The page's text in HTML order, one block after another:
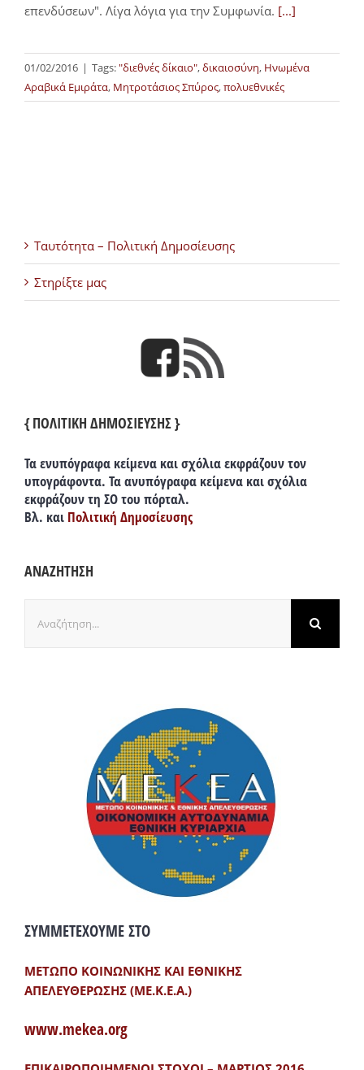
επενδύσεων". Λίγα λόγια για την Συμφωνία. [...]
01/02/2016 | Tags:"διεθνές δίκαιο",δικαιοσύνη, Ηνωμένα
Αραβικά Εμιράτα, Μητροτάσιος Σπύρος,πολυεθνικές
Ταυτότητα – Πολιτική Δημοσίευσης
Στηρίξτε μας
{ ΠΟΛΙΤΙΚΗ ΔΗΜΟΣΙΕΥΣΗΣ }
Τα ενυπόγραφα κείμενα και σχόλια εκφράζουν τον
υπογράφοντα. Τα ανυπόγραφα κείμενα και σχόλια
εκφράζουν τη ΣΟ του πόρταλ.
Βλ. και Πολιτική Δημοσίευσης
ΑΝΑΖΗΤΗΣΗ
για:
ΣΥΜΜΕΤΕΧΟΥΜΕ ΣΤΟ
ΜΕΤΩΠΟ ΚΟΙΝΩΝΙΚΗΣ ΚΑΙ ΕΘΝΙΚΗΣ
ΑΠΕΛΕΥΘΕΡΩΣΗΣ (ΜΕ.Κ.Ε.Α.)
www.mekea.org